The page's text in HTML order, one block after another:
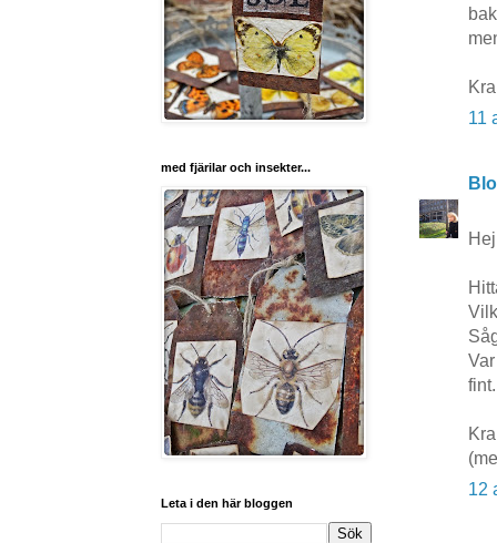
11
fint.
12
med fjärilar och insekter...
Leta i den här bloggen